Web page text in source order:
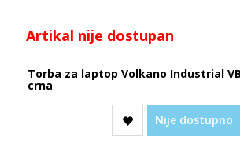
Artikal nije dostupan
Torba za laptop Volkano Industrial
crna
Nije dostupno